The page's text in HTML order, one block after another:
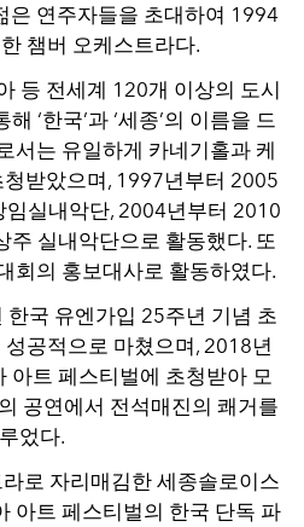
은 연주자들을 초대하여 1994
챔버 오케스트라다.
등 전세계 120개 이상의 도시
‘한국’과 ‘세종’의 이름을 드
서는 유일하게 카네기홀과 케
받았으며, 1997년부터 2005
임실내악단, 2004년부터 2010
주 실내악단으로 활동했다. 또
회의 홍보대사로 활동하였다.
국 유엔가입 25주년 기념 초
공적으로 마쳤으며, 2018년
아트 페스티벌에 초청받아 모
공연에서 전석매진의 쾌거를
었다.
로 자리매김한 세종솔로이스
아트 페스티벌의 한국 단독 파